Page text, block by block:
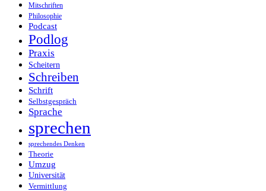
Mitschriften
Philosophie
Podcast
Podlog
Praxis
Scheitern
Schreiben
Schrift
Selbstgespräch
Sprache
sprechen
sprechendes Denken
Theorie
Umzug
Universität
Vermittlung